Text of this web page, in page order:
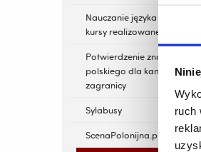
ruch
Nauczanie języka polskiego -
kursy realizowane z WUP
Potwierdzenie znajomości
polskiego dla kandydatów
zagranicy
Sylabusy
ScenaPolonijna.pl